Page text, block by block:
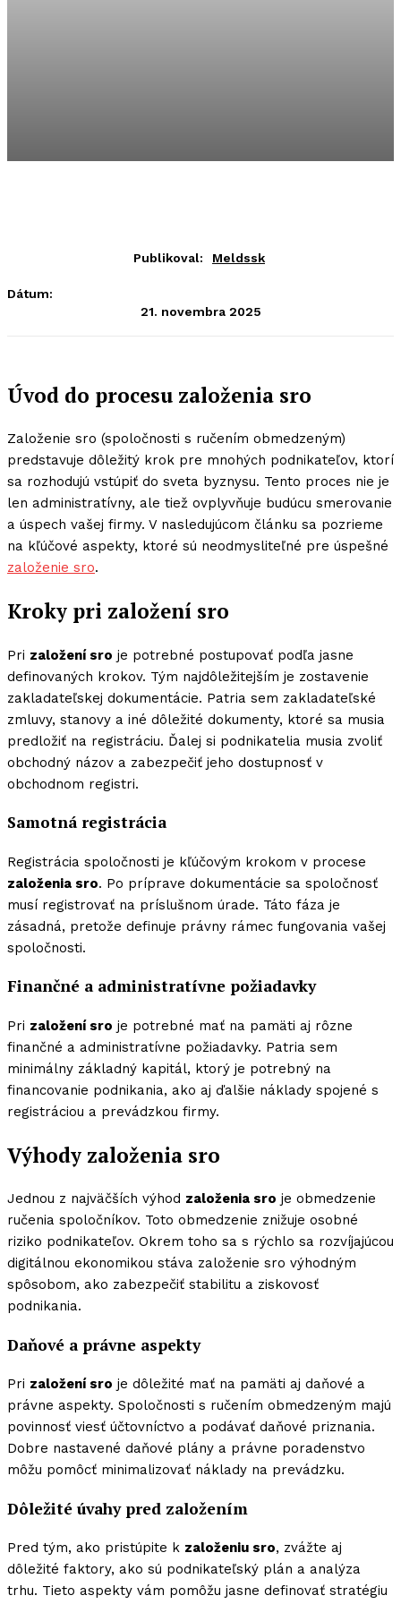
Publikoval: Meldssk
Dátum:
21. novembra 2025
Úvod do procesu založenia sro
Založenie sro (spoločnosti s ručením obmedzeným)
predstavuje dôležitý krok pre mnohých podnikateľov, ktorí
sa rozhodujú vstúpiť do sveta byznysu. Tento proces nie je
len administratívny, ale tiež ovplyvňuje budúcu smerovanie
a úspech vašej firmy. V nasledujúcom článku sa pozrieme
na kľúčové aspekty, ktoré sú neodmysliteľné pre úspešné
založenie sro.
Kroky pri založení sro
Pri založení sro je potrebné postupovať podľa jasne
definovaných krokov. Tým najdôležitejším je zostavenie
zakladateľskej dokumentácie. Patria sem zakladateľské
zmluvy, stanovy a iné dôležité dokumenty, ktoré sa musia
predložiť na registráciu. Ďalej si podnikatelia musia zvoliť
obchodný názov a zabezpečiť jeho dostupnosť v
obchodnom registri.
Samotná registrácia
Registrácia spoločnosti je kľúčovým krokom v procese
založenia sro. Po príprave dokumentácie sa spoločnosť
musí registrovať na príslušnom úrade. Táto fáza je
zásadná, pretože definuje právny rámec fungovania vašej
spoločnosti.
Finančné a administratívne požiadavky
Pri založení sro je potrebné mať na pamäti aj rôzne
finančné a administratívne požiadavky. Patria sem
minimálny základný kapitál, ktorý je potrebný na
financovanie podnikania, ako aj ďalšie náklady spojené s
registráciou a prevádzkou firmy.
Výhody založenia sro
Jednou z najväčších výhod založenia sro je obmedzenie
ručenia spoločníkov. Toto obmedzenie znižuje osobné
riziko podnikateľov. Okrem toho sa s rýchlo sa rozvíjajúcou
digitálnou ekonomikou stáva založenie sro výhodným
spôsobom, ako zabezpečiť stabilitu a ziskovosť
podnikania.
Daňové a právne aspekty
Pri založení sro je dôležité mať na pamäti aj daňové a
právne aspekty. Spoločnosti s ručením obmedzeným majú
povinnosť viesť účtovníctvo a podávať daňové priznania.
Dobre nastavené daňové plány a právne poradenstvo
môžu pomôcť minimalizovať náklady na prevádzku.
Dôležité úvahy pred založením
Pred tým, ako pristúpite k založeniu sro, zvážte aj
dôležité faktory, ako sú podnikateľský plán a analýza
trhu. Tieto aspekty vám pomôžu jasne definovať stratégiu